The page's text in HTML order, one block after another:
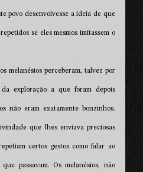
povo desenvolvesse a ideia de que
se eles mesmos imitassem o
melanésios perceberam, talvez por
exploração a que foram depois
não eram exatamente bonzinhos.
que lhes enviava preciosas
certos gestos como falar ao
passavam. Os melanésios, não